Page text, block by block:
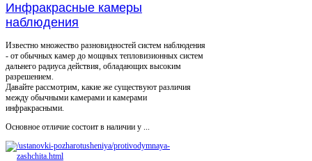
Инфракрасные камеры
наблюдения
Известно множество разновидностей систем наблюдения
- от обычных камер до мощных тепловизионных систем
дальнего радиуса действия, обладающих высоким
разрешением.
Давайте рассмотрим, какие же существуют различия
между обычными камерами и камерами
инфракрасными.
Основное отличие состоит в наличии у ...